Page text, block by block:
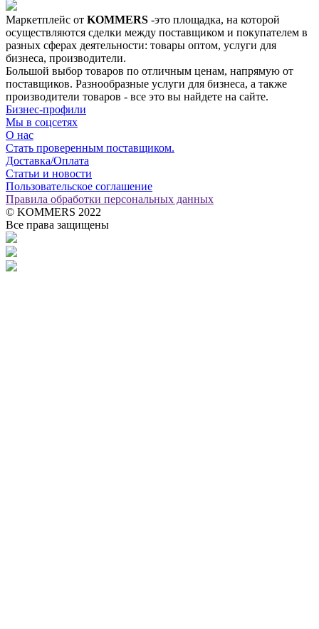
Маркетплейс от KOMMERS -это площадка, на которой
осуществляются сделки между поставщиком и покупателем в
разных сферах деятельности: товары оптом, услуги для
бизнеса, производители.
Большой выбор товаров по отличным ценам, напрямую от
поставщиков. Разнообразные услуги для бизнеса, а также
производители товаров - все это вы найдете на сайте.
Бизнес-профили
Мы в соцсетях
О нас
Стать проверенным поставщиком.
Доставка/Оплата
Статьи и новости
Пользовательское соглашение
Правила обработки персональных данных
© KOMMERS 2022
Все права защищены